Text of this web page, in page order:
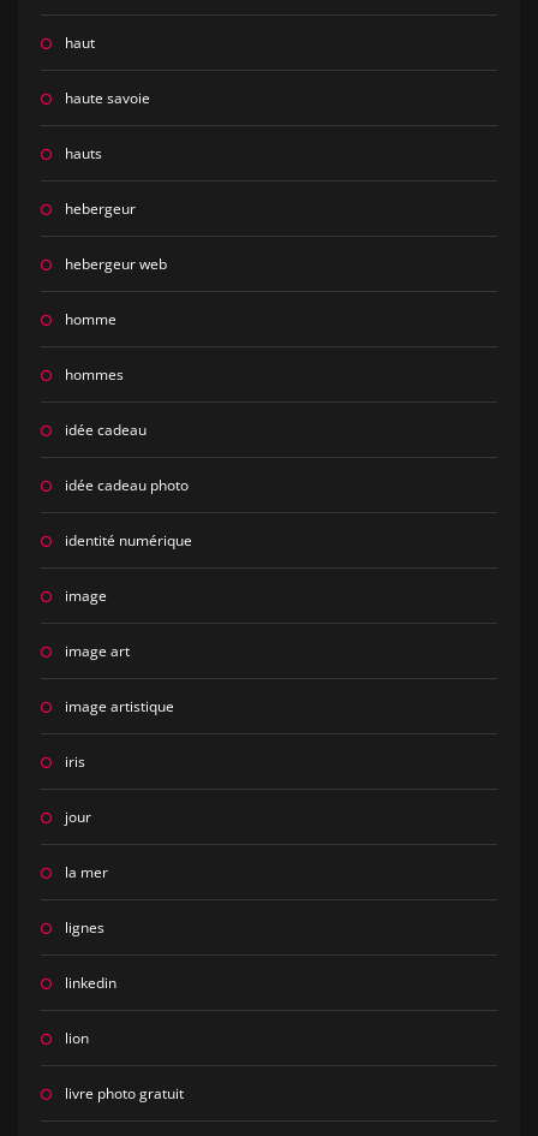
haut
haute savoie
hauts
hebergeur
hebergeur web
homme
hommes
idée cadeau
idée cadeau photo
identité numérique
image
image art
image artistique
iris
jour
la mer
lignes
linkedin
lion
livre photo gratuit